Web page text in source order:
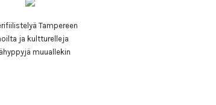
Tampereen
ja kultturelleja
muuallekin